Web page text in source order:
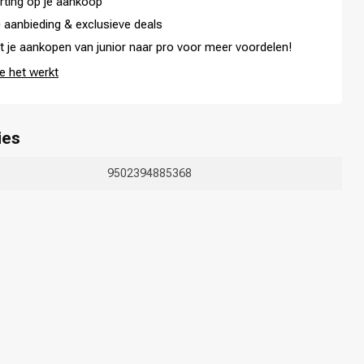
aanbieding & exclusieve deals
je aankopen van junior naar pro voor meer voordelen!
het werkt
9502394885368